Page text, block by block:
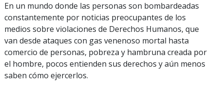
En un mundo donde las personas son bombardeadas
constantemente por noticias preocupantes de los
medios sobre violaciones de Derechos Humanos, que
van desde ataques con gas venenoso mortal hasta
comercio de personas, pobreza y hambruna creada por
el hombre, pocos entienden sus derechos y aún menos
saben cómo ejercerlos.